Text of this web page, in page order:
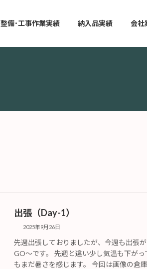
整備･工事作業実績 納入品実績 会社
出張（Day-1）
2025年9月26日
先週出張しておりましたが、今週も出張
GO〜です。 先週と違い少し気温も下が
もまだ暑さを感じます。 今回は画像の倉